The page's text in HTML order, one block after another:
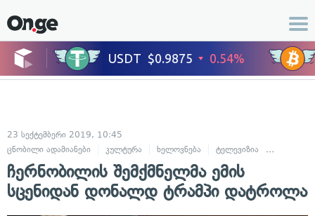
23 სექტემბერი 2019, 10:45
ცნობილი ადამიანები
კულტურა ხელოვნება ტელევიზია
ჩერნობილის შემქმნელმა ემის
სცენიდან დონალდ ტრამპი დატროლა